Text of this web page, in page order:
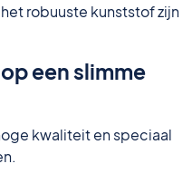
robuuste kunststof zijn
een slimme
kwaliteit en speciaal